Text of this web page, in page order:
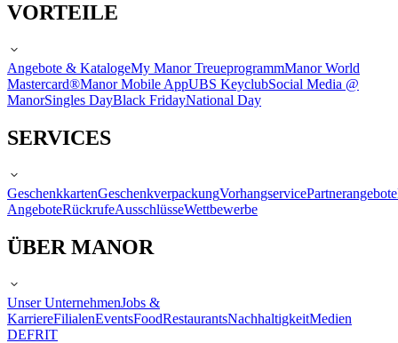
VORTEILE
Angebote & KatalogeMy Manor TreueprogrammManor World
Mastercard®Manor Mobile AppUBS KeyclubSocial Media @
ManorSingles DayBlack FridayNational Day
SERVICES
GeschenkkartenGeschenkverpackungVorhangservicePartnerangebote
AngeboteRückrufeAusschlüsseWettbewerbe
ÜBER MANOR
Unser UnternehmenJobs &
KarriereFilialenEventsFoodRestaurantsNachhaltigkeitMedien
DEFRIT